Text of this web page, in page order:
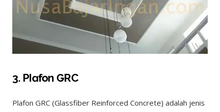
3. Plafon GRC
Plafon GRC (Glassfiber Reinforced Concrete) adalah jenis